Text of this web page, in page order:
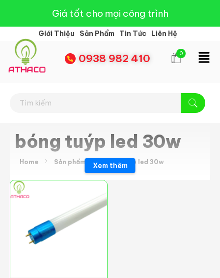
Giá tốt cho mọi công trình
Giới Thiệu Sản Phẩm Tin Tức Liên Hệ
0938 982 410 0
bóng tuýp led 30w
Home Sản phẩm bóng tuýp led 30w
Xem thêm